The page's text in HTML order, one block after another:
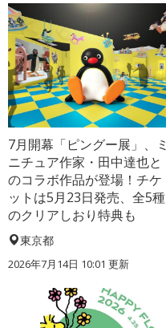
7月開幕「ピングー展」、ミ
ニチュア作家・田中達也と
のコラボ作品が登場！チケ
ットは5月23日発売、全5種
のクリアしおり特典も
東京都
2026年7月14日 10:01 更新